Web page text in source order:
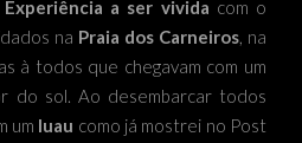
Experiência a ser vivida com o
na Praia dos Carneiros, na
à todos que chegavam com um
do sol. Ao desembarcar todos
um luau como já mostrei no Post